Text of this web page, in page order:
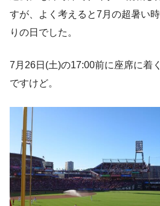
すが、よく考えると7月の超暑い
りの日でした。
7月26日(土)の17:00前に座席に着
ですけど。